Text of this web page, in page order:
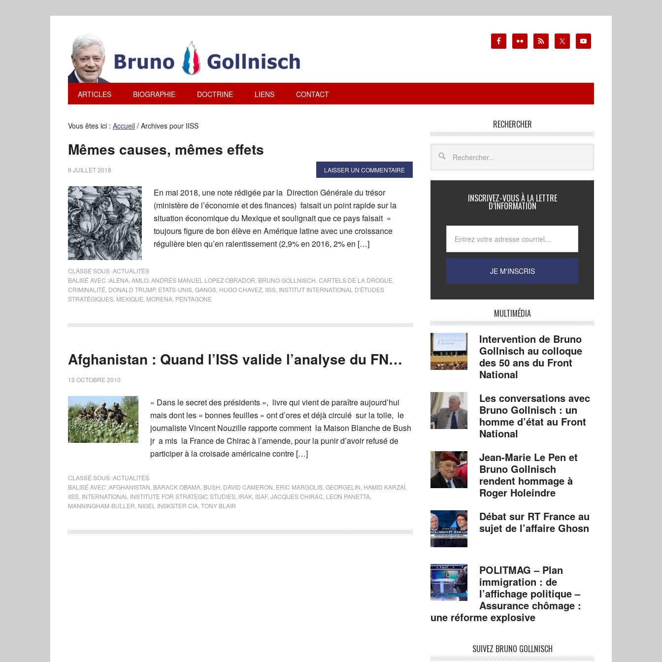
ARTICLES BIOGRAPHIE DOCTRINE LIENS CONTACT
Vous êtes ici : Accueil / Archives pour IISS
Mêmes causes, mêmes effets
9 JUILLET 2018 LAISSER UN COMMENTAIRE
En mai 2018, une note rédigée par la Direction Générale du trésor
(ministère de l’économie et des finances) faisait un point rapide sur la
situation économique du Mexique et soulignait que ce pays faisait «
toujours figure de bon élève en Amérique latine avec une croissance
régulière bien qu’en ralentissement (2,9% en 2016, 2% en […]
CLASSÉ SOUS :ACTUALITÉS
BALISÉ AVEC :ALENA AMLO ANDRÉS MANUEL LOPEZ OBRADOR BRUNO GOLLNISCH CARTELS DE LA DROGUE
CRIMINALITÉ DONALD TRUMP, ETATS-UNIS GANGS HUGO CHAVEZ IISS INSTITUT INTERNATIONAL D'ÉTUDES
STRATÉGIQUES MEXIQUE MORENA PENTAGONE
Afghanistan : Quand l’ISS valide l’analyse du FN…
13 OCTOBRE 2010
« Dans le secret des présidents », livre qui vient de paraître aujourd’hui
mais dont les « bonnes feuilles » ont d’ores et déjà circulé sur la toile, le
journaliste Vincent Nouzille rapporte comment la Maison Blanche de Bush
jr a mis la France de Chirac à l’amende, pour la punir d’avoir refusé de
participer à la croisade américaine contre […]
CLASSÉ SOUS :ACTUALITÉS
BALISÉ AVEC :AFGHANISTAN BARACK OBAMA BUSH DAVID CAMERON ERIC MARGOLIS GEORGELIN HAMID KARZAÏ,
IISS INTERNATIONAL INSTITUTE FOR STRATEGIC STUDIES IRAK ISAF, JACQUES CHIRAC LEON PANETTA
MANNINGHAM-BULLER NIGEL INSKSTER CIA TONY BLAIR
RECHERCHER
INSCRIVEZ-VOUS À LA LETTRE
D’INFORMATION
MULTIMÉDIA
Intervention de Bruno
Gollnisch au colloque
des 50 ans du Front
National
Les conversations avec
Bruno Gollnisch : un
homme d’état au Front
National
Jean-Marie Le Pen et
Bruno Gollnisch
rendent hommage à
Roger Holeindre
Débat sur RT France au
sujet de l’affaire Ghosn
POLITMAG – Plan
immigration : de
l’affichage politique –
Assurance chômage :
une réforme explosive
SUIVEZ BRUNO GOLLNISCH